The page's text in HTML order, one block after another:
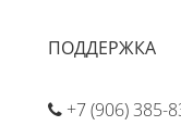
ПОДДЕРЖКА
+7 (906) 385-